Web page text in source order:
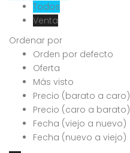
Todos
Venta
Ordenar por
Orden por defecto
Oferta
Más visto
Precio (barato a caro)
Precio (caro a barato)
Fecha (viejo a nuevo)
Fecha (nuevo a viejo)